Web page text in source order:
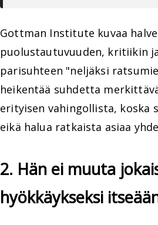
Gottman Institute kuvaa
puolustautuvuuden, kritiikin
parisuhteen "neljäksi
heikentää suhdetta
erityisen vahingollista, koska
eikä halua ratkaista asiaa
2. Hän ei muuta
hyökkäykseksi